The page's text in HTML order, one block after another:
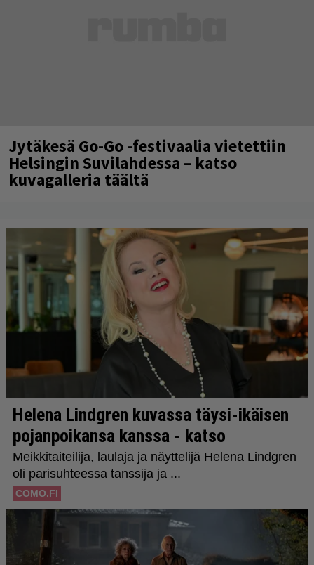
Jytäkesä Go-Go -festivaalia vietettiin
Helsingin Suvilahdessa – katso
kuvagalleria täältä